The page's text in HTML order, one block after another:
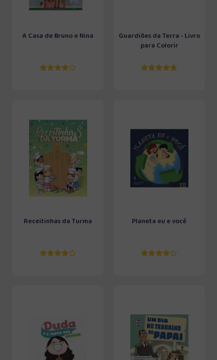
A Casa de Bruno e Nina
Guardiões da Terra - Livro
para Colorir
Receitinhas da Turma Planeta eu e você